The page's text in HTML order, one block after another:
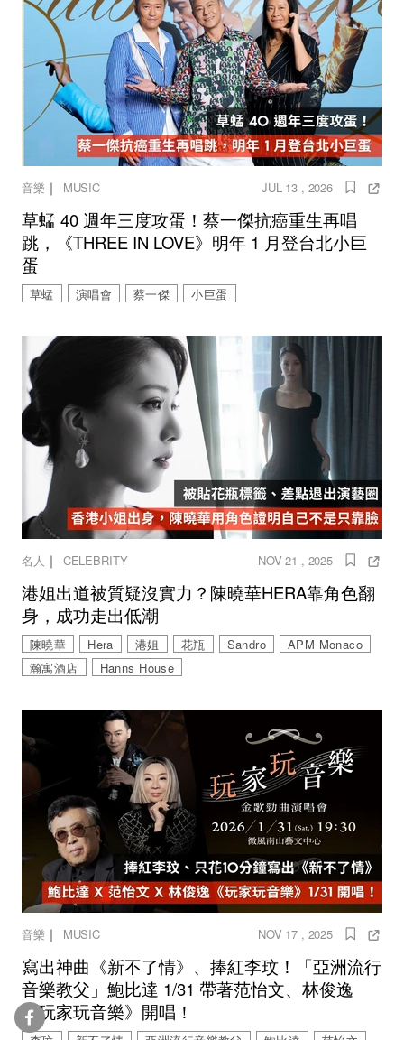
音樂 ｜ MUSIC JUL 13 , 2026
草蜢 40 週年三度攻蛋！蔡一傑抗癌重生再唱
跳，《THREE IN LOVE》明年 1 月登台北小巨
蛋
草蜢 演唱會 蔡一傑 小巨蛋
名人 ｜ CELEBRITY NOV 21 , 2025
港姐出道被質疑沒實力？陳曉華HERA靠角色翻
身，成功走出低潮
陳曉華 Hera 港姐 花瓶 Sandro
APM Monaco
瀚寓酒店
Hanns House
音樂 ｜ MUSIC NOV 17 , 2025
寫出神曲《新不了情》、捧紅李玟！「亞洲流行
音樂教父」鮑比達 1/31 帶著范怡文、林俊逸
《玩家玩音樂》開唱！